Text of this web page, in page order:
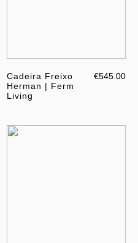
Cadeira Freixo
Herman | Ferm
Living
€545.00